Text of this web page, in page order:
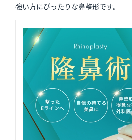
強い方にぴったりな鼻整形です。